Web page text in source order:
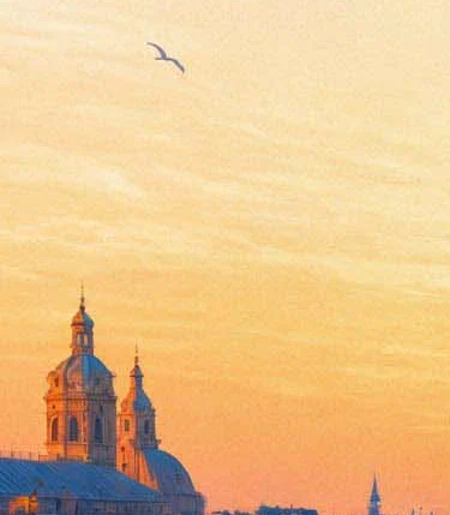
лекции
книги
Экспедиция Эрмитажа
23 августа 2016,
Археологическая экспедиция Государственного
при раскопках сюрприз — первое в этих местах